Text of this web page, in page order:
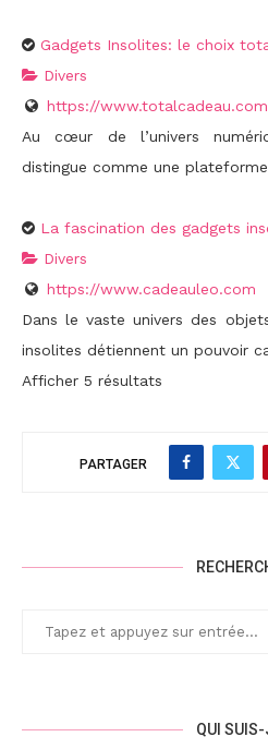
Gadgets Insolites: le choix
Divers
https://www.totalcadeau.com
Au cœur de l’univers
distingue comme une
La fascination des gadgets
Divers
https://www.cadeauleo.com
Dans le vaste univers des
insolites détiennent un pouvoir
Afficher 5 résultats
PARTAGER
QUI